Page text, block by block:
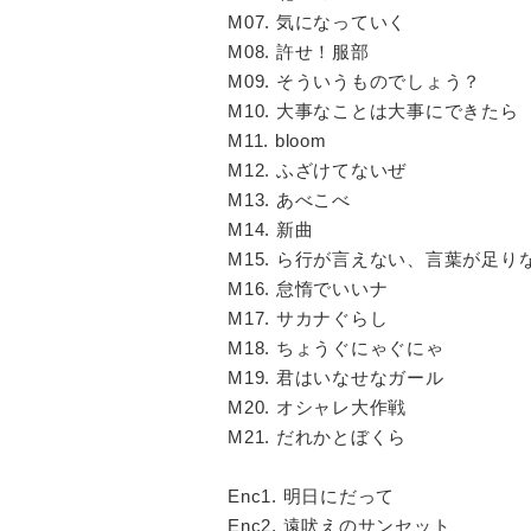
M07. 気になっていく
M08. 許せ！服部
M09. そういうものでしょう？
M10. 大事なことは大事にできたら
M11. bloom
M12. ふざけてないぜ
M13. あべこべ
M14. 新曲
M15. ら行が言えない、言葉が足り
M16. 怠惰でいいナ
M17. サカナぐらし
M18. ちょうぐにゃぐにゃ
M19. 君はいなせなガール
M20. オシャレ大作戦
M21. だれかとぼくら
Enc1. 明日にだって
Enc2. 遠吠えのサンセット